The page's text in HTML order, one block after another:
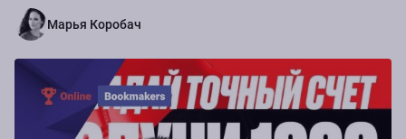
Марья Коробач